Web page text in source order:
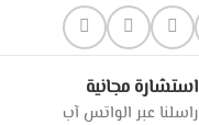
استشارة مجانية
راسلنا عبر الواتس آب